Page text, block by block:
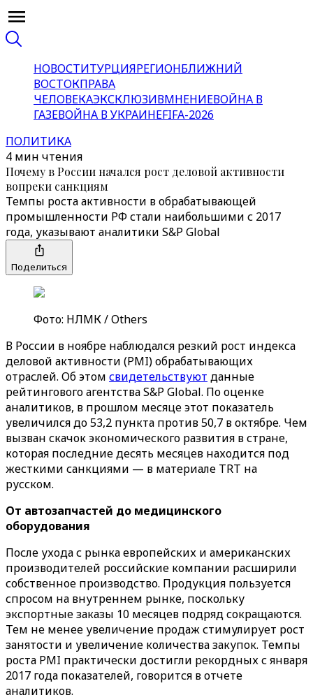
НОВОСТИТУРЦИЯРЕГИОНБЛИЖНИЙ
ВОСТОКПРАВА
ЧЕЛОВЕКАЭКСКЛЮЗИВМНЕНИЕВОЙНА В
ГАЗЕВОЙНА В УКРАИНЕFIFA-2026
ПОЛИТИКА
4 мин чтения
Почему в России начался рост деловой активности
вопреки санкциям
Темпы роста активности в обрабатывающей
промышленности РФ стали наибольшими с 2017
года, указывают аналитики S&P Global
Поделиться
Фото: НЛМК / Others
В России в ноябре наблюдался резкий рост индекса
деловой активности (PMI) обрабатывающих
отраслей. Об этом свидетельствуют данные
рейтингового агентства S&P Global. По оценке
аналитиков, в прошлом месяце этот показатель
увеличился до 53,2 пункта против 50,7 в октябре. Чем
вызван скачок экономического развития в стране,
которая последние десять месяцев находится под
жесткими санкциями — в материале TRT на
русском.
От автозапчастей до медицинского
оборудования
После ухода с рынка европейских и американских
производителей российские компании расширили
собственное производство. Продукция пользуется
спросом на внутреннем рынке, поскольку
экспортные заказы 10 месяцев подряд сокращаются.
Тем не менее увеличение продаж стимулирует рост
занятости и увеличение количества закупок. Темпы
роста PMI практически достигли рекордных с января
2017 года показателей, говорится в отчете
аналитиков.